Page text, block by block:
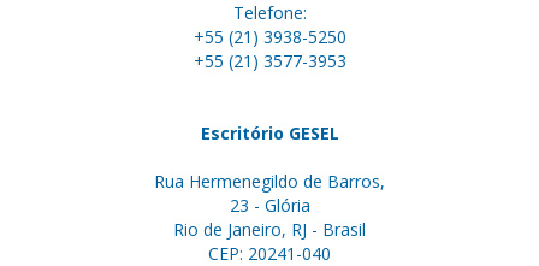
Telefone:
+55 (21) 3938-5250
+55 (21) 3577-3953
Escritório GESEL
Rua Hermenegildo de Barros,
23 - Glória
Rio de Janeiro, RJ - Brasil
CEP: 20241-040